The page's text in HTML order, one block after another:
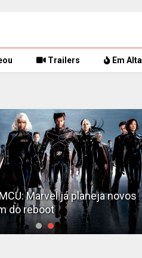
Trailers Em Alta
Marvel já planeja novos
do reboot